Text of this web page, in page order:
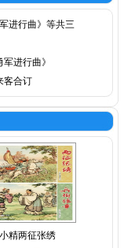
进行曲》等共三
进行曲》
客合订
小精两征张绣